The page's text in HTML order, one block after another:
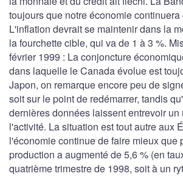
toujours que notre économie
L'inflation devrait se maintenir dans la
la fourchette cible, qui va de 1 à 3 %.
février 1999 : La conjoncture
dans laquelle le Canada évolue est
Japon, on remarque encore peu de
soit sur le point de redémarrer, tandis
dernières données laissent entrevoir
l'activité. La situation est tout autre aux
l'économie continue de faire mieux que
production a augmenté de 5,6 % (en
quatrième trimestre de 1998, soit à un